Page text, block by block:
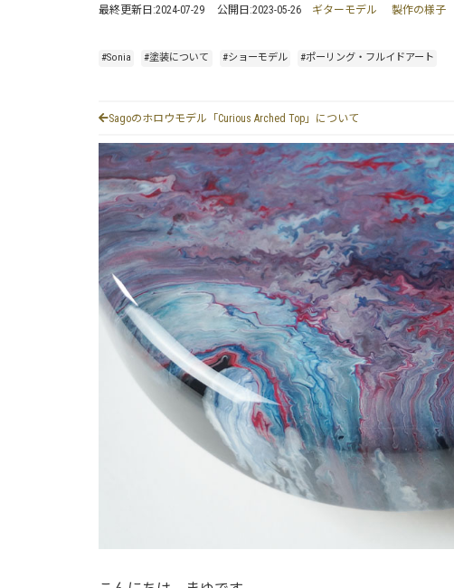
最終更新日:2024-07-29 公開日:2023-05-26 ギターモデル 製作の様子
#Sonia #塗装について #ショーモデル #ポーリング・フルイドアート
Sagoのホロウモデル「Curious Arched Top」について